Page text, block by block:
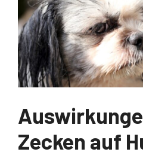
Zecken auf